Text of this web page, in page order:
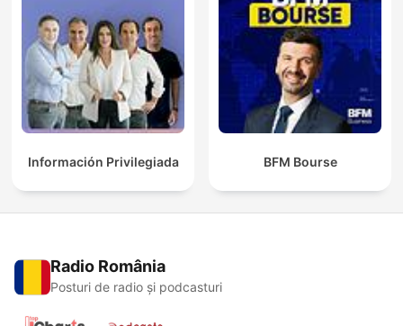
Información Privilegiada BFM Bourse
Radio România
Posturi de radio și podcasturi